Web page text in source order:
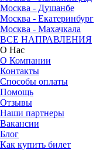
Москва - Душанбе
Москва - Екатеринбург
Москва - Махачкала
ВСЕ НАПРАВЛЕНИЯ
О Нас
О Компании
Контакты
Способы оплаты
Помощь
Отзывы
Наши партнеры
Вакансии
Блог
Как купить билет